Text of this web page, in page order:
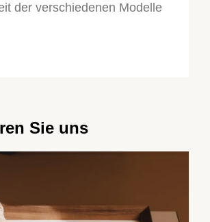
der verschiedenen Modelle
Sie uns